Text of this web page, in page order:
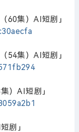
60集）AI短剧」
54集）AI短剧」
）AI短剧」
剧」